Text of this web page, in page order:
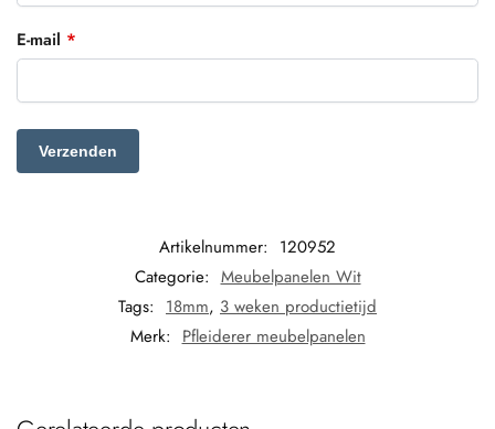
E-mail *
Artikelnummer: 120952
Categorie: Meubelpanelen Wit
Tags: 18mm, 3 weken productietijd
Merk: Pfleiderer meubelpanelen